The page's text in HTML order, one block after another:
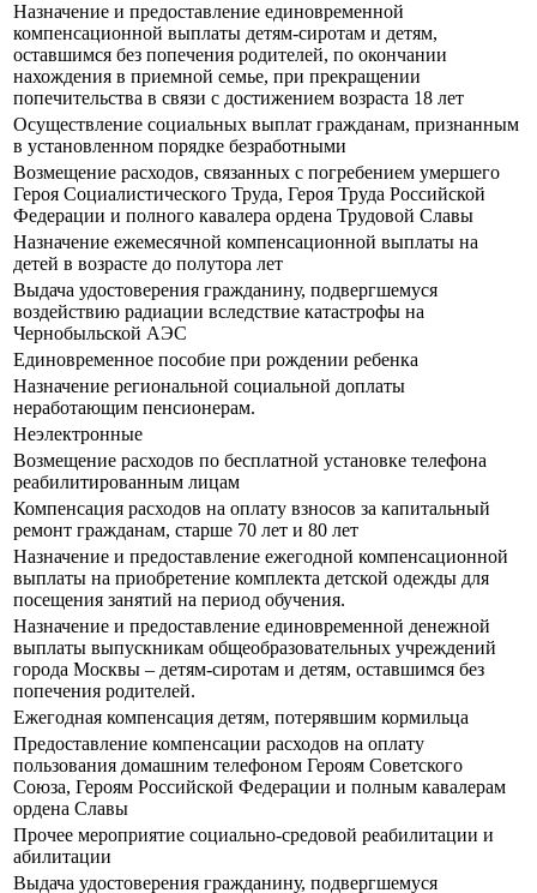
Назначение и предоставление единовременной
компенсационной выплаты детям-сиротам и детям,
оставшимся без попечения родителей, по окончании
нахождения в приемной семье, при прекращении
попечительства в связи с достижением возраста 18 лет
Осуществление социальных выплат гражданам, признанным
в установленном порядке безработными
Возмещение расходов, связанных с погребением умершего
Героя Социалистического Труда, Героя Труда Российской
Федерации и полного кавалера ордена Трудовой Славы
Назначение ежемесячной компенсационной выплаты на
детей в возрасте до полутора лет
Выдача удостоверения гражданину, подвергшемуся
воздействию радиации вследствие катастрофы на
Чернобыльской АЭС
Единовременное пособие при рождении ребенка
Назначение региональной социальной доплаты
неработающим пенсионерам.
Неэлектронные
Возмещение расходов по бесплатной установке телефона
реабилитированным лицам
Компенсация расходов на оплату взносов за капитальный
ремонт гражданам, старше 70 лет и 80 лет
Назначение и предоставление ежегодной компенсационной
выплаты на приобретение комплекта детской одежды для
посещения занятий на период обучения.
Назначение и предоставление единовременной денежной
выплаты выпускникам общеобразовательных учреждений
города Москвы – детям-сиротам и детям, оставшимся без
попечения родителей.
Ежегодная компенсация детям, потерявшим кормильца
Предоставление компенсации расходов на оплату
пользования домашним телефоном Героям Советского
Союза, Героям Российской Федерации и полным кавалерам
ордена Славы
Прочее мероприятие социально-средовой реабилитации и
абилитации
Выдача удостоверения гражданину, подвергшемуся